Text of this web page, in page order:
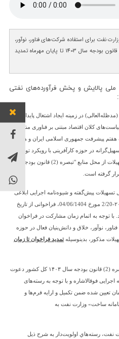
نفت برای استفاده شرکت‌های فناور، نوآور،
خلاق و دانش‌بنیان از تسهیلات تبصره (2) قانون بودجه سال 1403 تا پایان مهرماه تمدید
ملی پالایش و پخش فرآورده‌های نفتی
در زمینه ایجاد اشتغال پایدار و
کلان اقتصاد مبتنی بر فناوری منتج از
هفتم پیشرفت جمهوری اسلامی ایران و همچنین
در حوزه کارآفرینی با رویکرد توسعه
و­کار دانش‌بنیان صنعت نفت، اعطای تسهیلات از محل منابع "تبصره (2) قانون بودجه سال
تسهیلات پیش‌گفته و شیوه‌نامه اجرایی ابلاغی
از سوی مقام عالی وزارت نفت به شماره ۲۰۹-2/20 مورخ 04/06/1404، فراخوانی از تاریخ
06/1404 برگزار گردید. با توجه به اتمام زمان مشارکت در فراخوان
نوآور، خلاق و دانش‌بنيان فعال در حوزه
مذکور، بدین­وسیلهتمدید فراخوان تا زمان
لذا از كليه متقاضیان استفاده از تسهیلات تبصره (2) قانون بودجه سال ۱۴۰۳ کل کشور دعوت
فوق­الاشاره و با توجه به رسته‌های
تعیین شده ضمن تکمیل و ارایه فرم‌ها و
ساخت» وزارت نفت به
نفت، رسته‌هاي اولويت‌دار به شرح ذيل